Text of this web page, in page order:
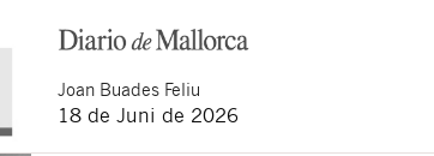
Joan Buades Feliu
18 de Juni de 2026